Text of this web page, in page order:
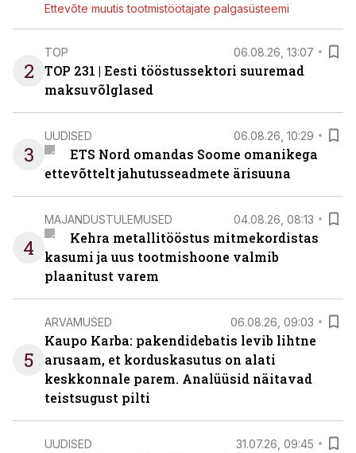
Ettevõte muutis tootmistöötajate palgasüsteemi
2
TOP 06.08.26, 13:07
TOP 231 | Eesti tööstussektori suuremad
maksuvõlglased
3
UUDISED 06.08.26, 10:29
ETS Nord omandas Soome omanikega
ettevõttelt jahutusseadmete ärisuuna
4
MAJANDUSTULEMUSED 04.08.26, 08:13
Kehra metallitööstus mitmekordistas
kasumi ja uus tootmishoone valmib
plaanitust varem
5
ARVAMUSED 06.08.26, 09:03
Kaupo Karba: pakendidebatis levib lihtne
arusaam, et korduskasutus on alati
keskkonnale parem. Analüüsid näitavad
teistsugust pilti
UUDISED 31.07.26, 09:45